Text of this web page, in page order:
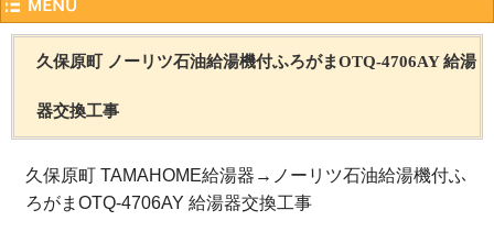
久保原町 ノーリツ石油給湯機付ふろがまOTQ-4706AY 給湯
器交換工事
久保原町 TAMAHOME給湯器→ノーリツ石油給湯機付ふ
ろがまOTQ-4706AY 給湯器交換工事